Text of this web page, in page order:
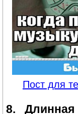
Пост для
8.